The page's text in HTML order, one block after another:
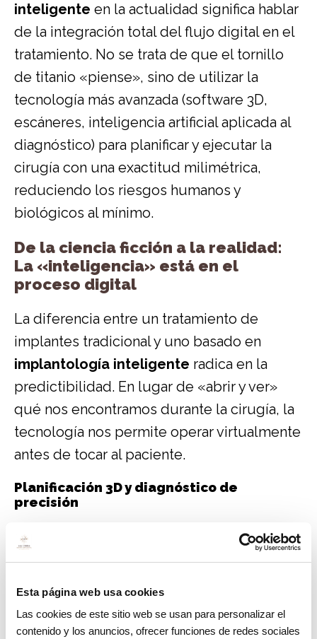
Esta página web usa cookies
Las cookies de este sitio web se usan para personalizar el
contenido y los anuncios, ofrecer funciones de redes sociales
inteligente en la actualidad significa hablar
de la integración total del flujo digital en el
tratamiento. No se trata de que el tornillo
de titanio «piense», sino de utilizar la
tecnología más avanzada (software 3D,
escáneres, inteligencia artificial aplicada al
diagnóstico) para planificar y ejecutar la
cirugía con una exactitud milimétrica,
reduciendo los riesgos humanos y
biológicos al mínimo.
De la ciencia ficción a la realidad:
La «inteligencia» está en el
proceso digital
La diferencia entre un tratamiento de
implantes tradicional y uno basado en
implantología inteligente radica en la
predictibilidad. En lugar de «abrir y ver»
qué nos encontramos durante la cirugía, la
tecnología nos permite operar virtualmente
antes de tocar al paciente.
Planificación 3D y diagnóstico de
precisión
Gracias a herramientas como el TAC dental
(CBCT) y losescáneres intraorales(que
obtenemos una réplica virtual exacta de la
boca del paciente en tres dimensiones. El